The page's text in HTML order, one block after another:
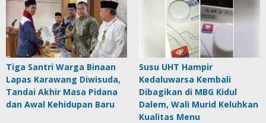
Tiga Santri Warga Binaan
Lapas Karawang Diwisuda,
Tandai Akhir Masa Pidana
dan Awal Kehidupan Baru
Susu UHT Hampir
Kedaluwarsa Kembali
Dibagikan di MBG Kidul
Dalem, Wali Murid Keluhkan
Kualitas Menu